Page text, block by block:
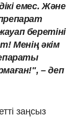
емес. Және
беретіні
Менің әкім
– деп
заңсыз